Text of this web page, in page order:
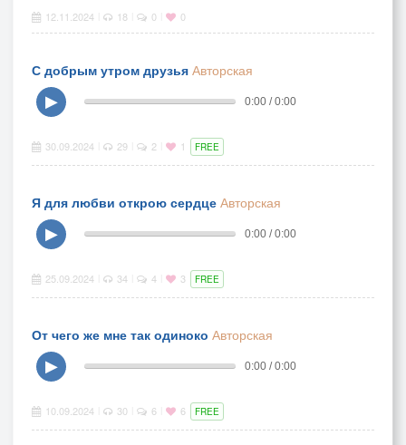
12.11.2024 18 0 0
С добрым утром друзья Авторская
▶
0:00 / 0:00
30.09.2024 29 2 1 FREE
Я для любви открою сердце Авторская
▶
0:00 / 0:00
25.09.2024 34 4 3 FREE
От чего же мне так одиноко Авторская
▶
0:00 / 0:00
10.09.2024 30 6 6 FREE